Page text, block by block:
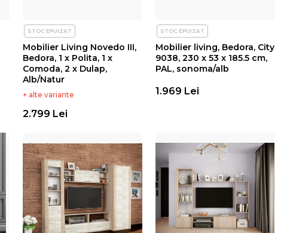
STOC EPUIZAT
Mobilier Living Novedo III,
Bedora, 1 x Polita, 1 x
Comoda, 2 x Dulap,
Alb/Natur
+ alte variante
2.799 Lei
STOC EPUIZAT
Mobilier living, Bedora, City
9038, 230 x 53 x 185.5 cm,
PAL, sonoma/alb
1.969 Lei